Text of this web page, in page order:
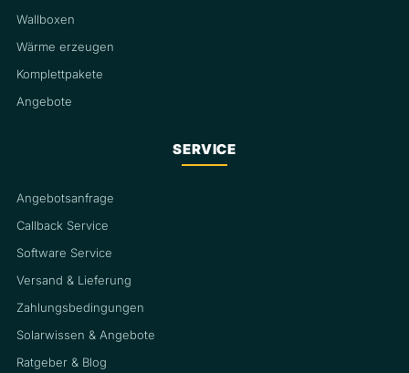
Wallboxen
Wärme erzeugen
Komplettpakete
Angebote
SERVICE
Angebotsanfrage
Callback Service
Software Service
Versand & Lieferung
Zahlungsbedingungen
Solarwissen & Angebote
Ratgeber & Blog